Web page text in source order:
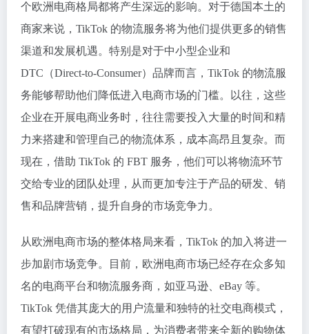
个欧洲电商格局都将产生深远的影响。对于德国本土的
商家来说，TikTok 的物流服务将为他们提供更多的销售
渠道和发展机遇。特别是对于中小型企业和
DTC（Direct-to-Consumer）品牌而言，TikTok 的物流服
务能够帮助他们降低进入电商市场的门槛。以往，这些
企业在开展电商业务时，往往需要投入大量的时间和精
力来搭建和管理自己的物流体系，成本高昂且复杂。而
现在，借助 TikTok 的 FBT 服务，他们可以将物流环节
交给专业的团队处理，从而更加专注于产品的研发、销
售和品牌营销，提升自身的市场竞争力。
从欧洲电商市场的整体格局来看，TikTok 的加入将进一
步加剧市场竞争。目前，欧洲电商市场已经存在众多知
名的电商平台和物流服务商，如亚马逊、eBay 等。
TikTok 凭借其庞大的用户流量和独特的社交电商模式，
有望打破现有的市场格局，为消费者带来全新的购物体